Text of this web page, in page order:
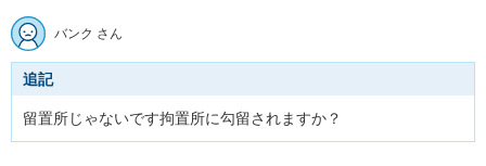
バンク さん
追記
留置所じゃないです拘置所に勾留されますか？